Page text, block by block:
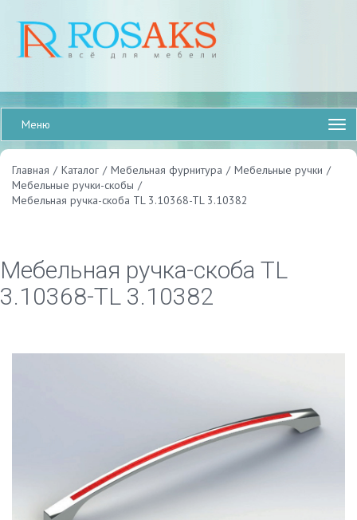
Меню
Главная / Каталог / Мебельная фурнитура / Мебельные ручки /
Мебельные ручки-скобы /
Мебельная ручка-скоба TL 3.10368-TL 3.10382
Мебельная ручка-скоба TL
3.10368-TL 3.10382